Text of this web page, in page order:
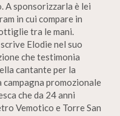
A sponsorizzarla è lei
in cui compare in
tra le mani.
Elodie nel suo
che testimonia
cantante per la
campagna promozionale
che da 24 anni
Vemotico e Torre San